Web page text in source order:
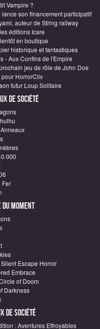
Vampire ?
son financement participatif
auteur de String railway
éditions Icare
en boutique
historique et fantastiques
- Aux Confins de l'Empire
jeu de rôle de John Doe
HorrorClix
futur Loup Solitaire
de société
000
Fer
du moment
Escape Horror
Embrace
of Doom
Darkness
de société
: Aventures Effroyables